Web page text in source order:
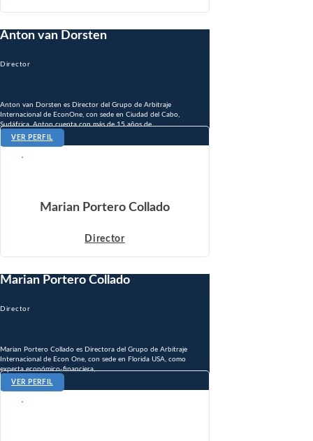
Anton van Dorsten
Director
Anton van Dorsten es Director del Grupo de Arbitraje
Internacional de EconOne, con sede en Ciudad del Cabo,
Sudáfrica. Anton cuenta con más de 15 años de...
VER PERFIL
Marian Portero Collado
Director
Marian Portero Collado
Director
Marian Portero Collado es Directora del Grupo de Arbitraje
Internacional de Econ One, con sede en Florida USA, como
experta económico-financiera, ...
VER PERFIL